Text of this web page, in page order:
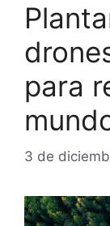
para
3 de